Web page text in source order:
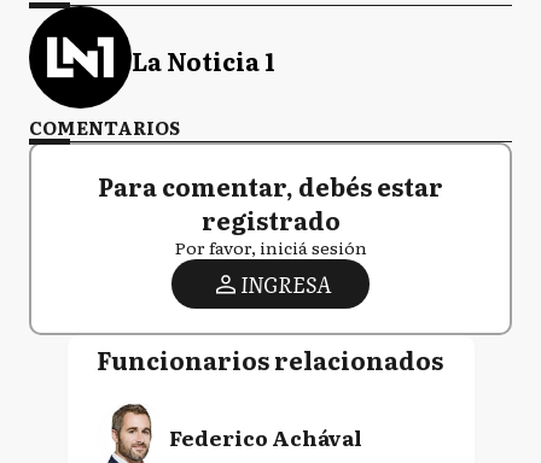
La Noticia 1
COMENTARIOS
Para comentar, debés estar
registrado
Por favor, iniciá sesión
INGRESA
Funcionarios relacionados
Federico Achával